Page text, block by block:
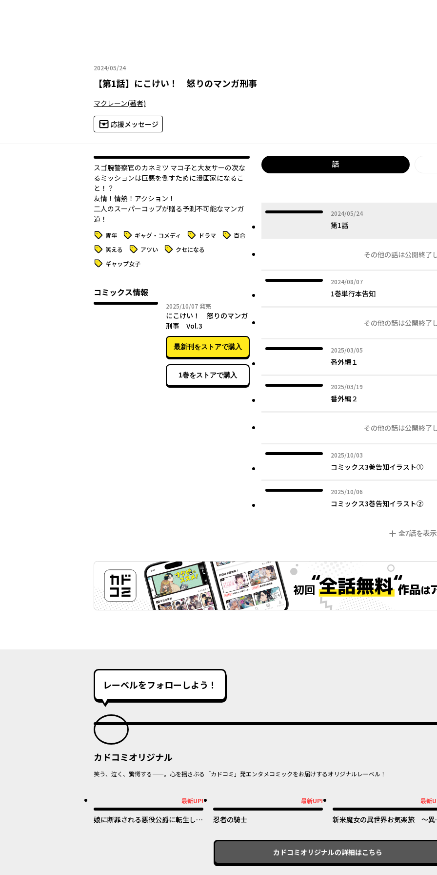
2024/05/24
2024年05月24日
【第1話】 にこけい！ 怒りのマンガ刑事
マクレーン(著者)
応援メッセージ
スゴ腕警察官のカネミツ マコ子と大友サーの次な
るミッションは巨悪を倒すために漫画家になるこ
と！？
友情！情熱！アクション！
二人のスーパーコップが贈る予測不可能なマンガ
道！
タグ 青年 タグ ギャグ・コメディ タグ ドラマ タグ 百合
タグ 笑える タグ アツい タグ クセになる
タグ ギャップ女子
コミックス情報
2025/10/072025年10月07日
発売
にこけい！ 怒りのマンガ
刑事 Vol.3
最新刊をストアで購入
1巻をストアで購入
話
2024/05/24
2024年05月24日
第1話
その他の話は公開終了
2024/08/07
2024年08月07日
1巻単行本告知
その他の話は公開終了
2025/03/05
2025年03月05日
番外編１
2025/03/19
2025年03月19日
番外編２
その他の話は公開終了
2025/10/03
2025年10月03日
コミックス3巻告知イラスト➀
2025/10/06
2025年10月06日
コミックス3巻告知イラスト②
全7話を表示
レーベルをフォローしよう！
カドコミオリジナル
笑う、泣く、驚愕する——。心を揺さぶる「カドコミ」発エンタメコミックをお届けするオリジナルレーベル！
最新UP!
オリジナル
娘に断罪される悪役公爵に転生して
最新UP!
オリジナル
忍者の騎士
最新
オリジナ
新米魔女の異世界お気楽旅 ～異
の弟子を名乗り第二の人生を謳歌
る～
カドコミオリジナルの詳細はこちら